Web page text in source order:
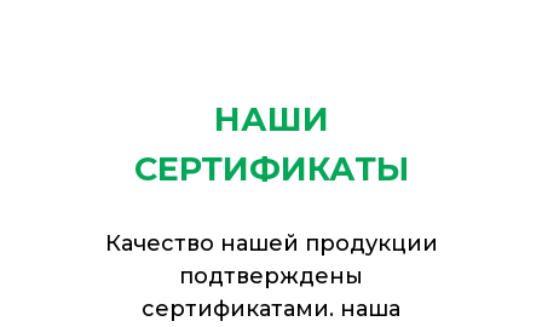
НАШИ
СЕРТИФИКАТЫ
Качество нашей продукции
подтверждены
сертификатами. наша